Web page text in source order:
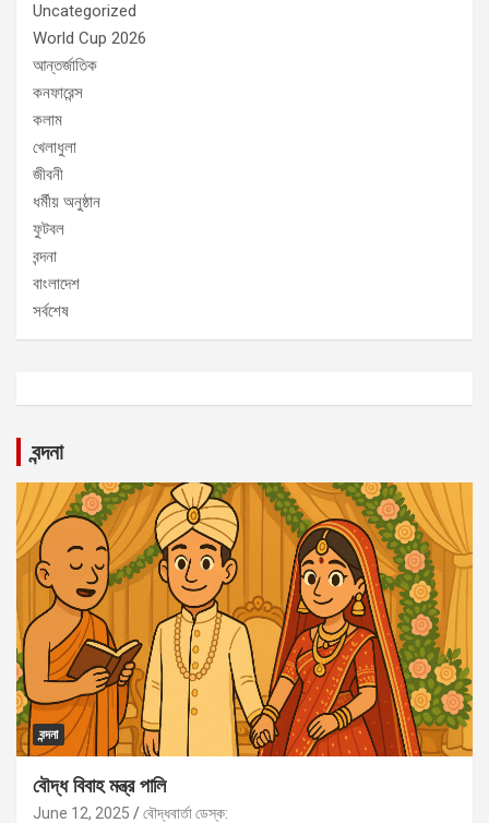
Uncategorized
World Cup 2026
আন্তর্জাতিক
কনফারেন্স
কলাম
খেলাধুলা
জীবনী
ধর্মীয় অনুষ্ঠান
ফুটবল
বন্দনা
বাংলাদেশ
সর্বশেষ
বন্দনা
বন্দনা
বৌদ্ধ বিবাহ মন্ত্র পালি
June 12, 2025 বৌদ্ধবার্তা ডেস্ক: